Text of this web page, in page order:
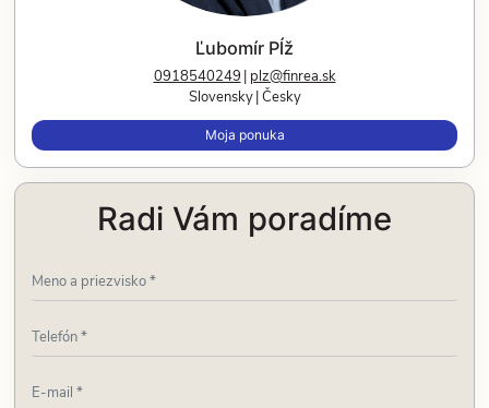
Ľubomír Pĺž
0918540249 plz@finrea.sk
Slovensky Česky
Moja ponuka
Radi Vám poradíme